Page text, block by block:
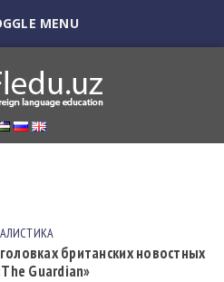
MENU
британских новостных
Guardian»